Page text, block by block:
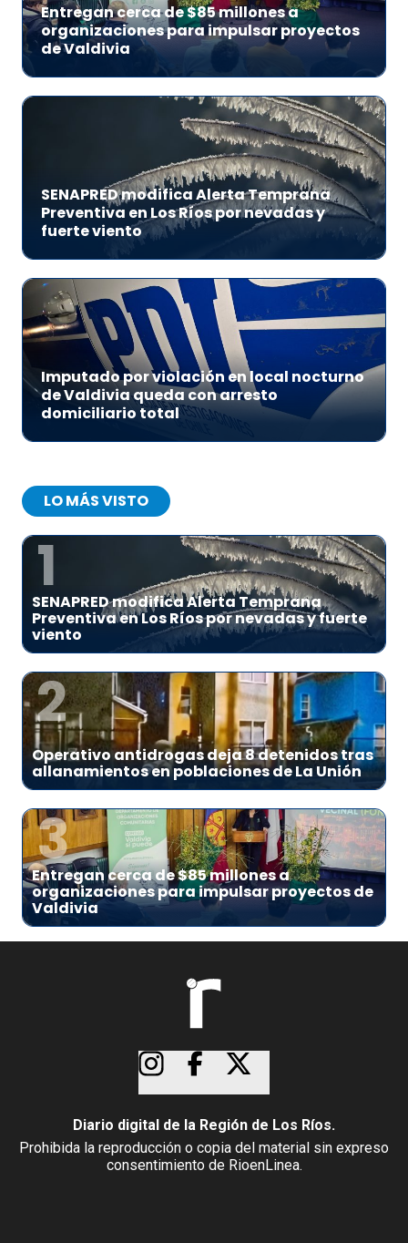
Entregan cerca de $85 millones a
organizaciones para impulsar proyectos
de Valdivia
SENAPRED modifica Alerta Temprana
Preventiva en Los Ríos por nevadas y
fuerte viento
Imputado por violación en local nocturno
de Valdivia queda con arresto
domiciliario total
LO MÁS VISTO
1
SENAPRED modifica Alerta Temprana
Preventiva en Los Ríos por nevadas y fuerte
viento
2
Operativo antidrogas deja 8 detenidos tras
allanamientos en poblaciones de La Unión
3
Entregan cerca de $85 millones a
organizaciones para impulsar proyectos de
Valdivia
Diario digital de la Región de Los Ríos.
Prohibida la reproducción o copia del material sin expreso
consentimiento de RioenLinea.